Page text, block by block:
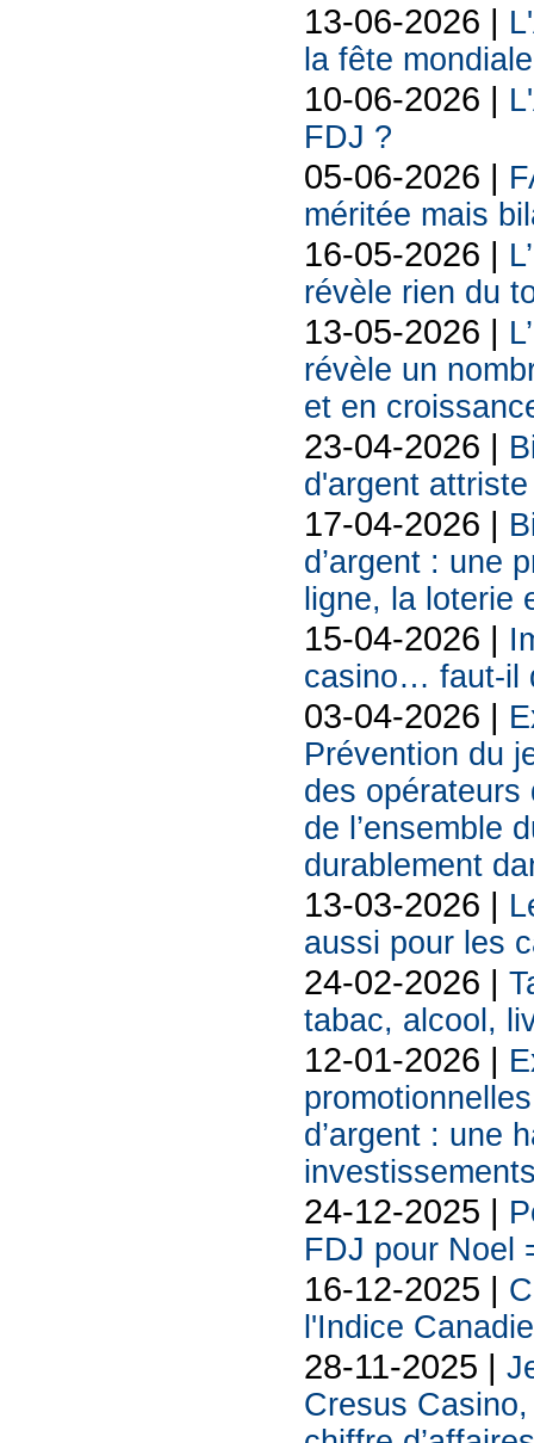
13-06-2026 |
la fête
10-06-2026 |
FDJ ?
05-06-2026 |
méritée mais
16-05-2026 |
révèle rien du
13-05-2026 |
révèle un
et en
23-04-2026 |
d'argent
17-04-2026 |
d’argent : une
ligne, la loterie
15-04-2026 |
casino… faut-il
03-04-2026 |
Prévention du
des opérateurs
de l’ensemble
durablement
13-03-2026 |
aussi pour les
24-02-2026 |
tabac, alcool,
12-01-2026 |
d’argent : une
24-12-2025 |
FDJ pour Noel
16-12-2025 |
l'Indice
28-11-2025 |
Cresus